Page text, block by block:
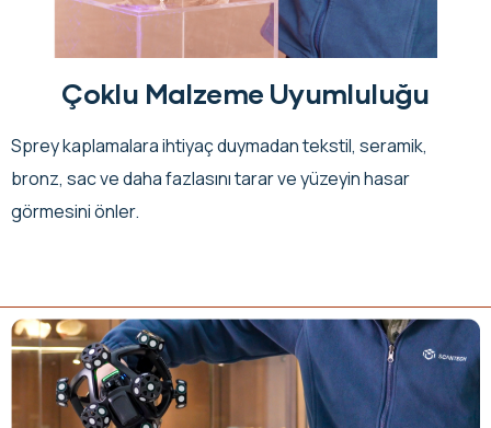
Çoklu Malzeme Uyumluluğu
Sprey kaplamalara ihtiyaç duymadan tekstil, seramik,
bronz, sac ve daha fazlasını tarar ve yüzeyin hasar
görmesini önler.